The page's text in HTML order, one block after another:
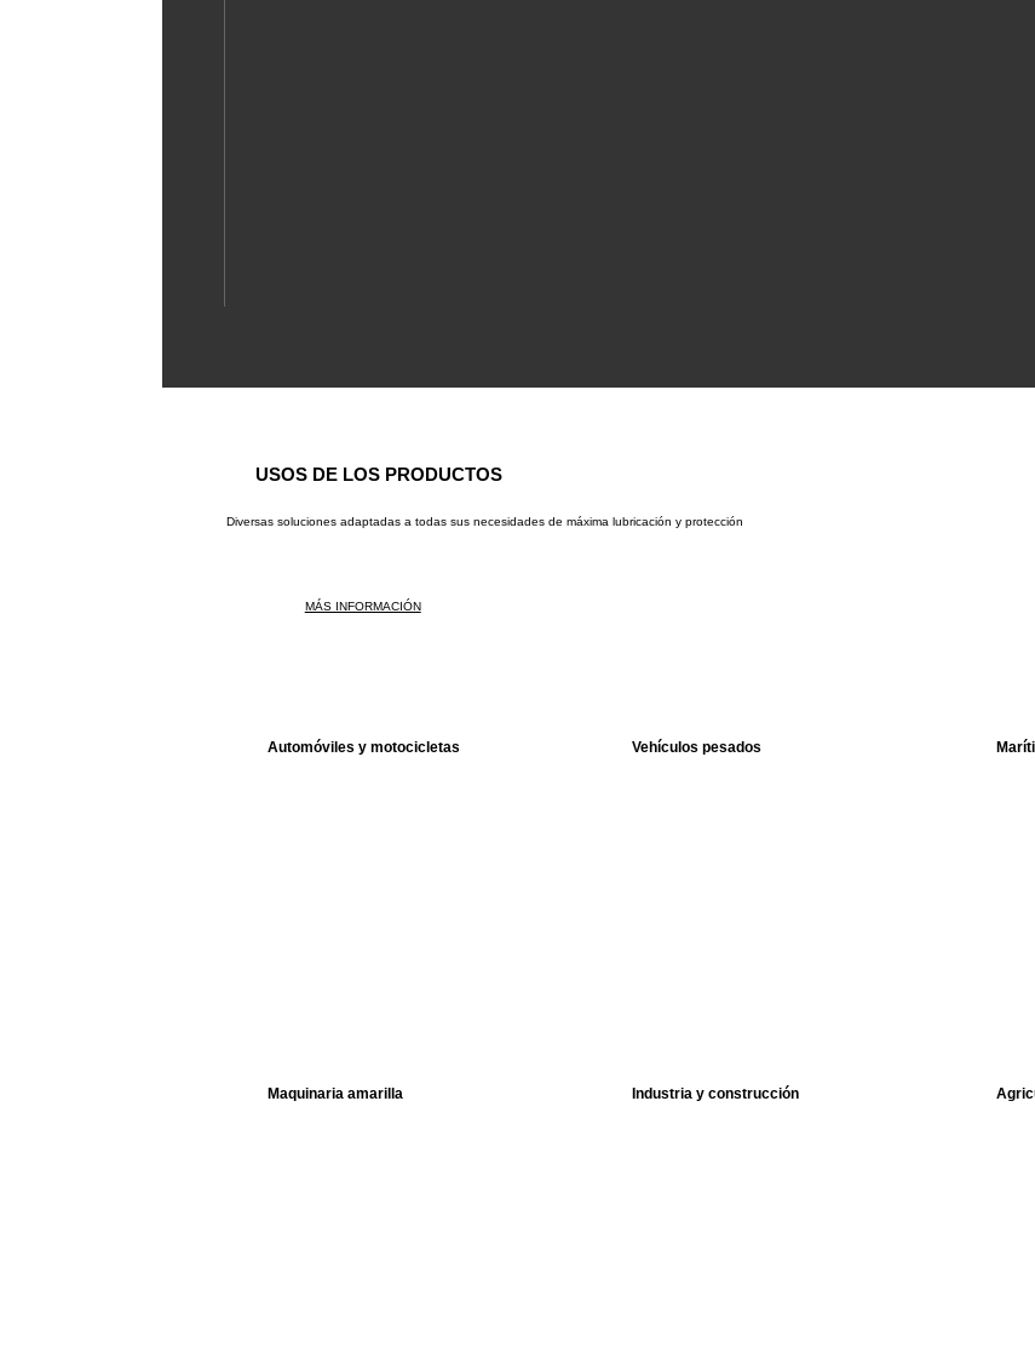
USOS DE LOS PRODUCTOS
Diversas soluciones adaptadas a todas sus necesidades de máxima lubricación y protección
MÁS INFORMACIÓN
Automóviles y motocicletas Vehículos pesados
Maquinaria amarilla Industria y construcción